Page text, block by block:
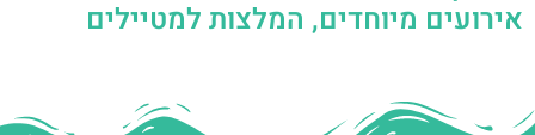
אירועים מיוחדים, המלצות למטיילים